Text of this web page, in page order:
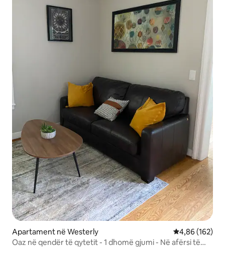
Apartament në Westerly Vlerësimi
4,86 (162)
Oaz në qendër të qytetit - 1 dhomë gjumi - Në afërsi të